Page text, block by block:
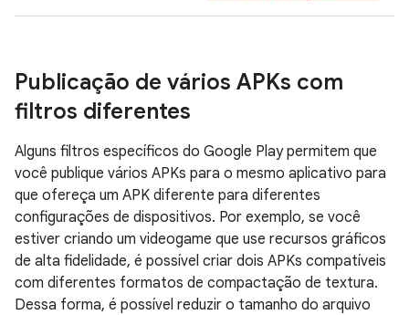
Publicação de vários APKs com
filtros diferentes
Alguns filtros específicos do Google Play permitem que
você publique vários APKs para o mesmo aplicativo para
que ofereça um APK diferente para diferentes
configurações de dispositivos. Por exemplo, se você
estiver criando um videogame que use recursos gráficos
de alta fidelidade, é possível criar dois APKs compatíveis
com diferentes formatos de compactação de textura.
Dessa forma, é possível reduzir o tamanho do arquivo